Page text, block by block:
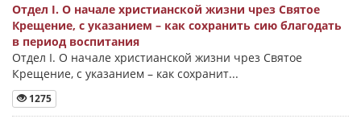
Отдел I. О начале христианской жизни чрез Святое
Крещение, с указанием – как сохранить сию благодать
в период воспитания
Отдел I. О начале христианской жизни чрез Святое
Крещение, с указанием – как сохранит...
1275